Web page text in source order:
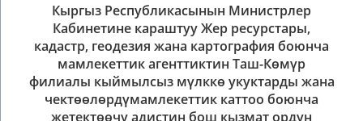
Кыргыз Республикасынын Министрлер
Кабинетине караштуу Жер ресурстары,
кадастр, геодезия жана картография боюнча
мамлекеттик агенттиктин Таш-Көмүр
филиалы кыймылсыз мүлккө укуктарды жана
чектөөлөрдүмамлекеттик каттоо боюнча
жетектөөчу адистин бош кызмат ордун